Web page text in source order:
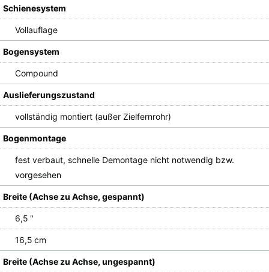
Schienesystem
Vollauflage
Bogensystem
Compound
Auslieferungszustand
vollständig montiert (außer Zielfernrohr)
Bogenmontage
fest verbaut, schnelle Demontage nicht notwendig bzw.
vorgesehen
Breite (Achse zu Achse, gespannt)
6,5 "
16,5 cm
Breite (Achse zu Achse, ungespannt)